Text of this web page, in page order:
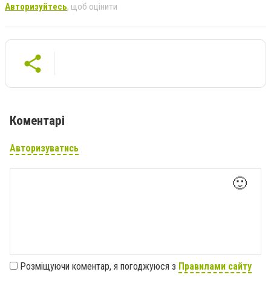
Авторизуйтесь, щоб оцінити
Коментарі
Авторизуватись
🙂
Розміщуючи коментар, я погоджуюся з Правилами сайту